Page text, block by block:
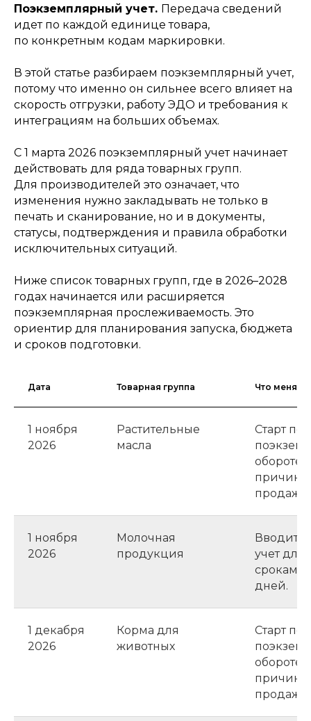
Поэкземплярный учет. Передача сведений
идет по каждой единице товара,
по конкретным кодам маркировки.
В этой статье разбираем поэкземплярный учет,
потому что именно он сильнее всего влияет на
скорость отгрузки, работу ЭДО и требования к
интеграциям на больших объемах.
С 1 марта 2026 поэкземплярный учет начинает
действовать для ряда товарных групп.
Для производителей это означает, что
изменения нужно закладывать не только в
печать и сканирование, но и в документы,
статусы, подтверждения и правила обработки
исключительных ситуаций.
Ниже список товарных групп, где в 2026–2028
годах начинается или расширяется
поэкземплярная прослеживаемость. Это
ориентир для планирования запуска, бюджета
и сроков подготовки.
Дата Товарная группа Что
1 ноября
2026
Растительные
масла
Старт
обороте
1 ноября
2026
Молочная
продукция
учет для
сроками
дней.
1 декабря
2026
Корма для
животных
Старт
обороте